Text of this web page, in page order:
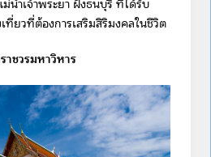
น้ำเจ้าพระยา ฝั่งธนบุรี ที่ได้รับ
ยวที่ต้องการเสริมสิริมงคลในชีวิต
าชวรมหาวิหาร